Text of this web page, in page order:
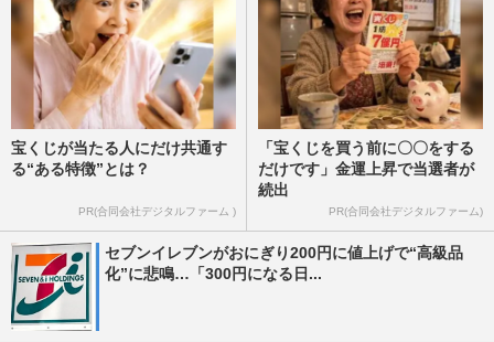
宝くじが当たる人にだけ共通す
る“ある特徴”とは？
PR(合同会社デジタルファーム )
「宝くじを買う前に〇〇をする
だけです」金運上昇で当選者が
続出
PR(合同会社デジタルファーム)
セブンイレブンがおにぎり200円に値上げで“高級品
化”に悲鳴…「300円になる日...